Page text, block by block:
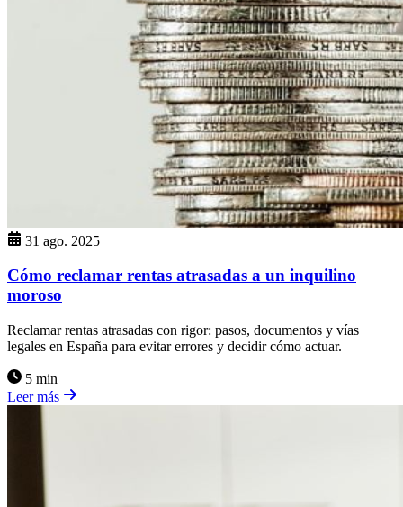
31 ago. 2025
Cómo reclamar rentas atrasadas a un inquilino
moroso
Reclamar rentas atrasadas con rigor: pasos, documentos y vías
legales en España para evitar errores y decidir cómo actuar.
5 min
Leer más